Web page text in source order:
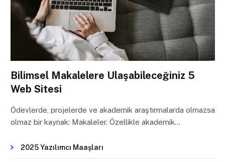
Bilimsel Makalelere Ulaşabileceğiniz 5
Web Sitesi
Ödevlerde, projelerde ve akademik araştırmalarda olmazsa
olmaz bir kaynak: Makaleler. Özellikle akademik…
2025 Yazılımcı Maaşları